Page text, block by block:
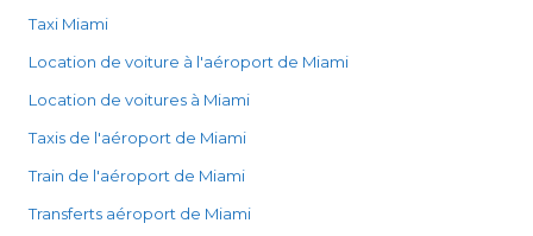
Taxi Miami
Location de voiture à l'aéroport de Miami
Location de voitures à Miami
Taxis de l'aéroport de Miami
Train de l'aéroport de Miami
Transferts aéroport de Miami